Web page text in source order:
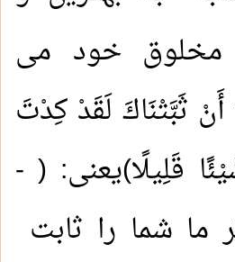
مخلوق خود می
أَنْ ثَبَّتْنَاكَ لَقَدْ كِدْتَ
قَلِيلًا)یعنی: ( -
ما شما را ثابت